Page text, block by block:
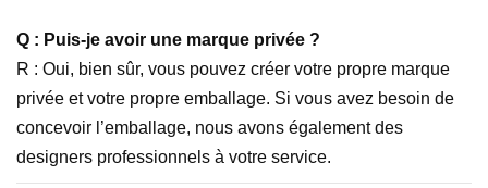
Q : Puis-je avoir une marque privée ?
R : Oui, bien sûr, vous pouvez créer votre propre marque
privée et votre propre emballage. Si vous avez besoin de
concevoir l’emballage, nous avons également des
designers professionnels à votre service.